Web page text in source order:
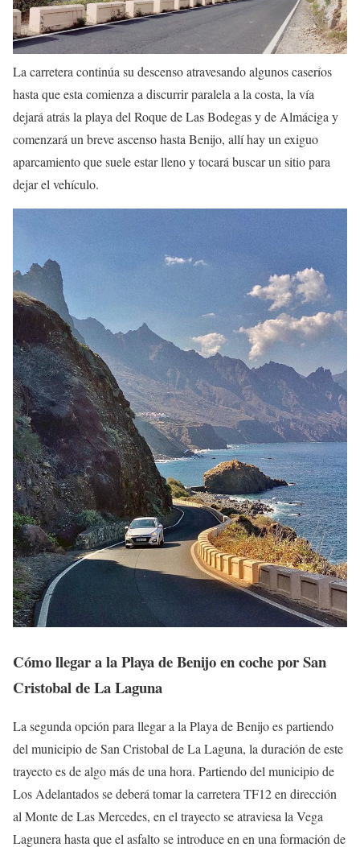
La carretera continúa su descenso atravesando algunos caseríos
hasta que esta comienza a discurrir paralela a la costa, la vía
dejará atrás la playa del Roque de Las Bodegas y de Almáciga y
comenzará un breve ascenso hasta Benijo, allí hay un exiguo
aparcamiento que suele estar lleno y tocará buscar un sitio para
dejar el vehículo.
Cómo llegar a la Playa de Benijo en coche por San
Cristobal de La Laguna
La segunda opción para llegar a la Playa de Benijo es partiendo
del municipio de San Cristobal de La Laguna, la duración de este
trayecto es de algo más de una hora. Partiendo del municipio de
Los Adelantados se deberá tomar la carretera TF12 en dirección
al Monte de Las Mercedes, en el trayecto se atraviesa la Vega
Lagunera hasta que el asfalto se introduce en en una formación de